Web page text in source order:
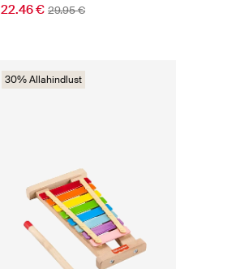
22.46 € 29.95 €
30% Allahindlust